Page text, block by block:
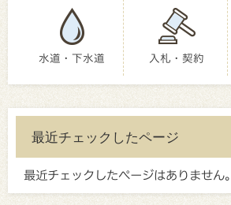
水道・下水道 入札・契約
最近チェックしたページ
最近チェックしたページはありません。